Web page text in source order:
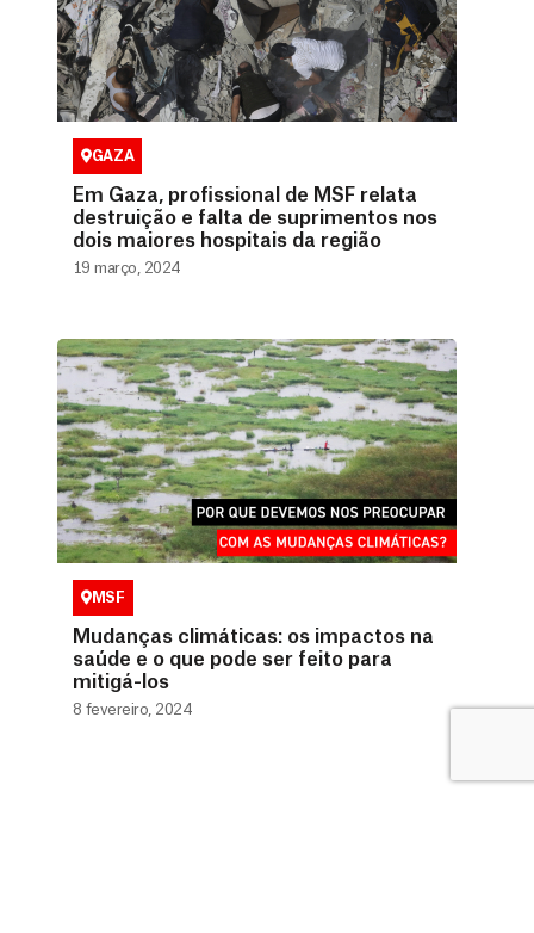
GAZA
Em Gaza, profissional de MSF relata
destruição e falta de suprimentos nos
dois maiores hospitais da região
19 março, 2024
MSF
Mudanças climáticas: os impactos na
saúde e o que pode ser feito para
mitigá-los
8 fevereiro, 2024